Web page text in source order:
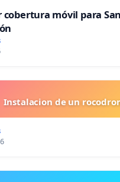
cobertura móvil para
Instalacion de un